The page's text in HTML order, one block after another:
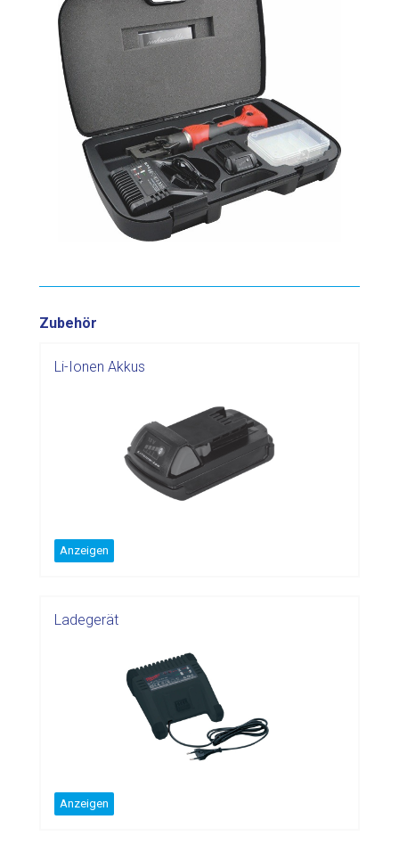
Zubehör
Li-Ionen Akkus
Anzeigen
Ladegerät
Anzeigen